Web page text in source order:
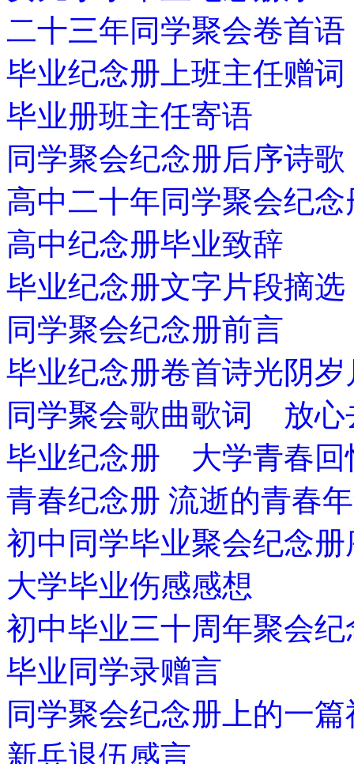
二十三年同学聚会卷首语
毕业纪念册上班主任赠词
毕业册班主任寄语
同学聚会纪念册后序诗歌
高中二十年同学聚会纪念
高中纪念册毕业致辞
毕业纪念册文字片段摘选
同学聚会纪念册前言
毕业纪念册卷首诗光阴岁
同学聚会歌曲歌词 放心
毕业纪念册 大学青春回
青春纪念册 流逝的青春
初中同学毕业聚会纪念册
大学毕业伤感感想
初中毕业三十周年聚会
毕业同学录赠言
同学聚会纪念册上的一
新兵退伍感言